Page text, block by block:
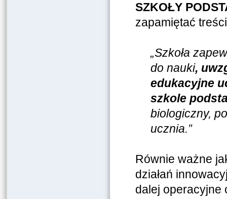
SZKOŁY
zapamiętać
„Szkoła
do nauki,
edukacyjne
szkole
biologiczny,
ucznia.”
Równie ważne
działań
dalej operacyjne